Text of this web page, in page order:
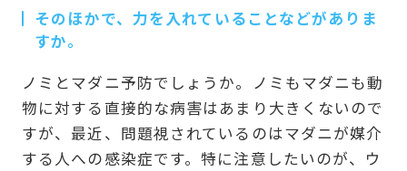
そのほかで、力を入れていることなどがありま
すか。
ノミとマダニ予防でしょうか。ノミもマダニも動
物に対する直接的な病害はあまり大きくないので
すが、最近、問題視されているのはマダニが媒介
する人への感染症です。特に注意したいのが、ウ